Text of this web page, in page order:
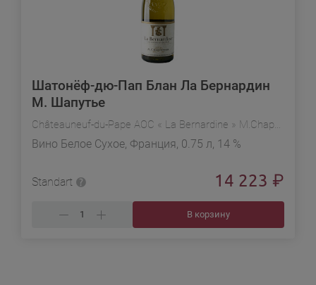
Шатонёф-дю-Пап Блан Ла Бернардин
М. Шапутье
Châteauneuf-du-Pape AOC « La Bernardine » M.Chapoutier
Вино Белое Сухое, Франция, 0.75 л, 14 %
Standart 14 223 ₽
В корзину